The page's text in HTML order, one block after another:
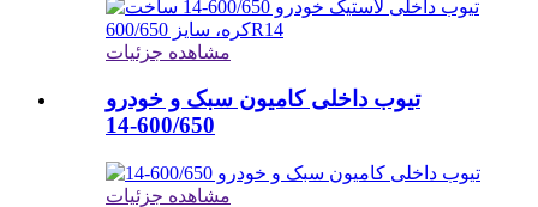
مشاهده جزئیات
تیوب داخلی کامیون سبک و خودرو
600/650-14
مشاهده جزئیات